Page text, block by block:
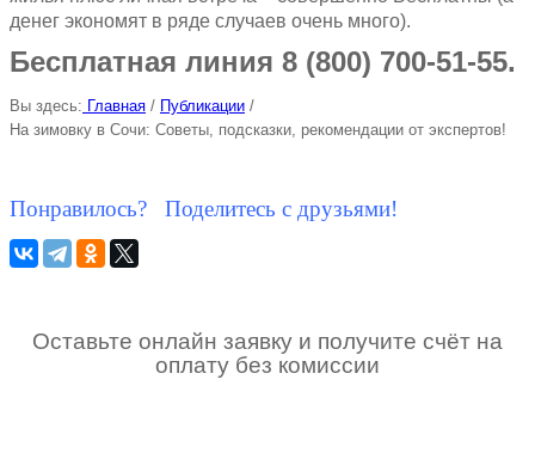
денег экономят в ряде случаев очень много).
Бесплатная линия 8 (800) 700-51-55.
Вы здесь: Главная / Публикации /
На зимовку в Сочи: Советы, подсказки, рекомендации от экспертов!
Понравилось? Поделитесь с друзьями!
Оставьте онлайн заявку и получите счёт на
оплату без комиссии